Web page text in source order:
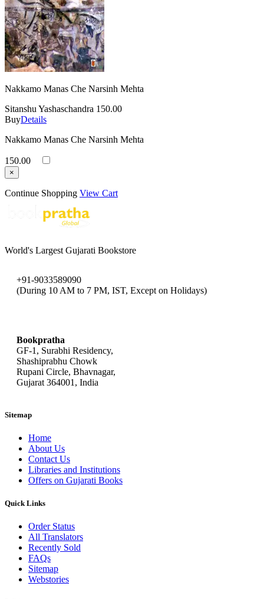
Nakkamo Manas Che Narsinh Mehta
Sitanshu Yashaschandra 150.00
BuyDetails
Nakkamo Manas Che Narsinh Mehta
150.00
×
Continue Shopping View Cart
World's Largest Gujarati Bookstore
+91-9033589090
(During 10 AM to 7 PM, IST, Except on Holidays)
Bookpratha
GF-1, Surabhi Residency,
Shashiprabhu Chowk
Rupani Circle, Bhavnagar,
Gujarat 364001, India
Sitemap
Home
About Us
Contact Us
Libraries and Institutions
Offers on Gujarati Books
Quick Links
Order Status
All Translators
Recently Sold
FAQs
Sitemap
Webstories